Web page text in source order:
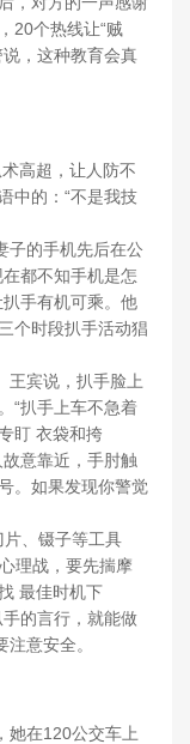
20个热线让“贼
，这种教育会真
高超，让人防不
中的：“不是我技
的手机先后在公
都不知手机是怎
手有机可乘。他
个时段扒手活动猖
宾说，扒手脸上
“扒手上车不急着
盯 衣袋和挎
意靠近，手肘触
。如果发现你警觉
、镊子等工具
理战，要先揣摩
最佳时机下
的言行，就能做
意安全。
在120公交车上